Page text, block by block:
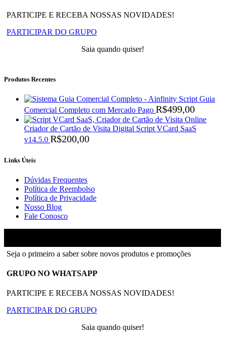
PARTICIPE E RECEBA NOSSAS NOVIDADES!
PARTICIPAR DO GRUPO
Saia quando quiser!
Produtos Recentes
Script Guia
Comercial Completo com Mercado Pago R$499,00
Criador de Cartão de Visita Digital Script VCard SaaS
v14.5.0 R$200,00
Links Úteis
Dúvidas Frequentes
Política de Reembolso
Política de Privacidade
Nosso Blog
Fale Conosco
Seja o primeiro a saber sobre novos produtos e promoções
GRUPO NO WHATSAPP
PARTICIPE E RECEBA NOSSAS NOVIDADES!
PARTICIPAR DO GRUPO
Saia quando quiser!